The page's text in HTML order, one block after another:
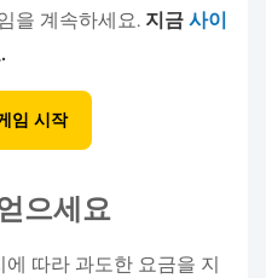
을 계속하세요. 지금 사이
임 시작
으세요
따라 과도한 요금을 지